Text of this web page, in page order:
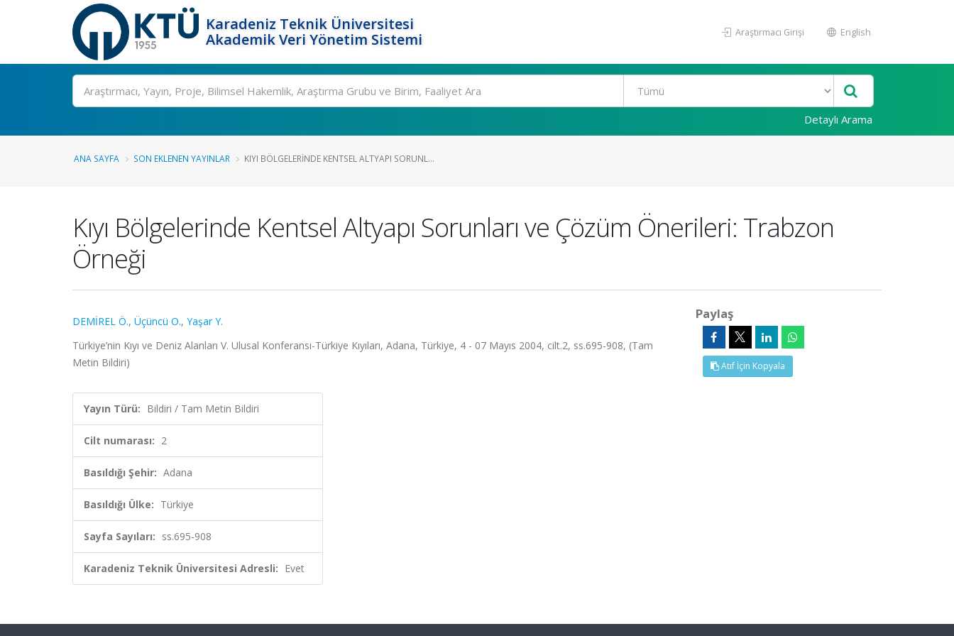
Karadeniz Teknik Üniversitesi
Akademik Veri Yönetim Sistemi
Araştırmacı Girişi English
Ara
Detaylı Arama
ANA SAYFA SON EKLENEN YAYINLAR KIYI BÖLGELERINDE KENTSEL ALTYAPI SORUNL...
Kıyı Bölgelerinde Kentsel Altyapı Sorunları ve Çözüm Önerileri: Trabzon
Örneği
DEMİREL Ö., Üçüncü O., Yaşar Y.
Türkiye’nin Kıyı ve Deniz Alanları V. Ulusal Konferansı-Türkiye Kıyıları, Adana, Türkiye, 4 - 07 Mayıs 2004, cilt.2, ss.695-908, (Tam
Metin Bildiri)
Yayın Türü: Bildiri / Tam Metin Bildiri
Cilt numarası: 2
Basıldığı Şehir: Adana
Basıldığı Ülke: Türkiye
Sayfa Sayıları: ss.695-908
Karadeniz Teknik Üniversitesi Adresli: Evet
Paylaş
Atıf İçin Kopyala